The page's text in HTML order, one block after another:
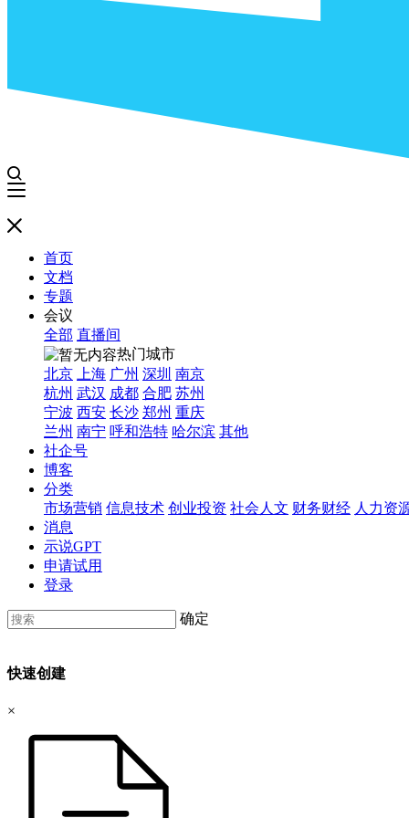
首页
文档
专题
会议
全部 直播间
热门城市
北京
上海 广州 深圳 南京
杭州 武汉 成都 合肥 苏州
宁波 西安 长沙 郑州 重庆
兰州 南宁 呼和浩特 哈尔滨 其他
社企号
博客
分类
市场营销 信息技术 创业投资 社会人文 财务财经 人力资
消息
示说GPT
申请试用
登录
确定
快速创建
×